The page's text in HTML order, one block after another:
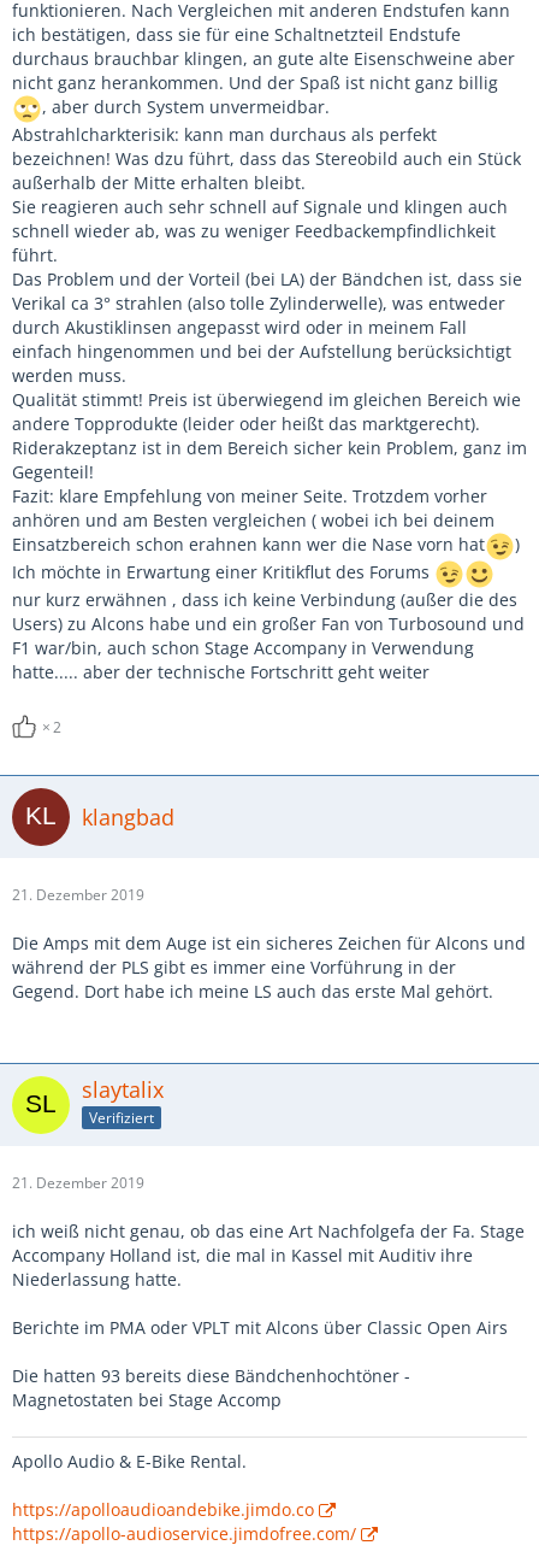
funktionieren. Nach Vergleichen mit anderen Endstufen kann
ich bestätigen, dass sie für eine Schaltnetzteil Endstufe
durchaus brauchbar klingen, an gute alte Eisenschweine aber
nicht ganz herankommen. Und der Spaß ist nicht ganz billig
, aber durch System unvermeidbar.
Abstrahlcharkterisik: kann man durchaus als perfekt
bezeichnen! Was dzu führt, dass das Stereobild auch ein Stück
außerhalb der Mitte erhalten bleibt.
Sie reagieren auch sehr schnell auf Signale und klingen auch
schnell wieder ab, was zu weniger Feedbackempfindlichkeit
führt.
Das Problem und der Vorteil (bei LA) der Bändchen ist, dass sie
Verikal ca 3° strahlen (also tolle Zylinderwelle), was entweder
durch Akustiklinsen angepasst wird oder in meinem Fall
einfach hingenommen und bei der Aufstellung berücksichtigt
werden muss.
Qualität stimmt! Preis ist überwiegend im gleichen Bereich wie
andere Topprodukte (leider oder heißt das marktgerecht).
Riderakzeptanz ist in dem Bereich sicher kein Problem, ganz im
Gegenteil!
Fazit: klare Empfehlung von meiner Seite. Trotzdem vorher
anhören und am Besten vergleichen ( wobei ich bei deinem
Einsatzbereich schon erahnen kann wer die Nase vorn hat
)
Ich möchte in Erwartung einer Kritikflut des Forums
nur kurz erwähnen , dass ich keine Verbindung (außer die des
Users) zu Alcons habe und ein großer Fan von Turbosound und
F1 war/bin, auch schon Stage Accompany in Verwendung
hatte..... aber der technische Fortschritt geht weiter
2
klangbad
21. Dezember 2019
Die Amps mit dem Auge ist ein sicheres Zeichen für Alcons und
während der PLS gibt es immer eine Vorführung in der
Gegend. Dort habe ich meine LS auch das erste Mal gehört.
slaytalix
Verifiziert
21. Dezember 2019
ich weiß nicht genau, ob das eine Art Nachfolgefa der Fa. Stage
Accompany Holland ist, die mal in Kassel mit Auditiv ihre
Niederlassung hatte.
Berichte im PMA oder VPLT mit Alcons über Classic Open Airs
Die hatten 93 bereits diese Bändchenhochtöner -
Magnetostaten bei Stage Accomp
Apollo Audio & E-Bike Rental.
https://apolloaudioandebike.jimdo.co
https://apollo-audioservice.jimdofree.com/